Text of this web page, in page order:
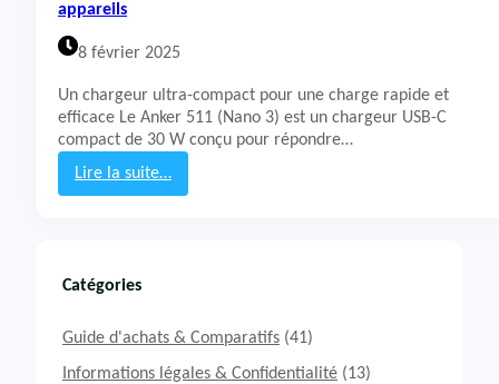
appareils
8 février 2025
Un chargeur ultra-compact pour une charge rapide et
efficace Le Anker 511 (Nano 3) est un chargeur USB-C
compact de 30 W conçu pour répondre…
Lire la suite…
:
A
v
i
Catégories
Guide d'achats & Comparatifs (41)
Informations légales & Confidentialité (13)